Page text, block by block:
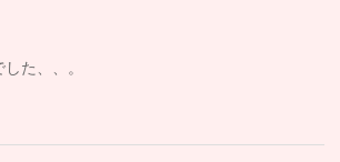
た、、。